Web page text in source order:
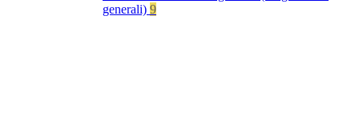
generali) 9